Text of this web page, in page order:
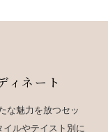
ィネート
な魅力を放つセッ
イルやテイスト別に